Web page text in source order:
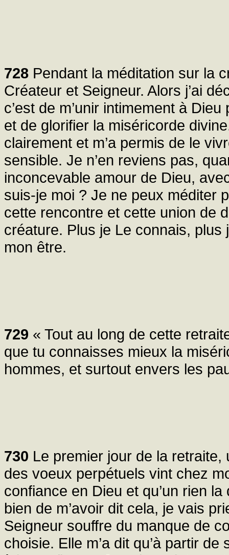
728 Pendant la méditation sur la
Créateur et Seigneur. Alors j’ai
c’est de m’unir intimement à
et de glorifier la miséricorde
clairement et m’a permis de le
sensible. Je n’en reviens pas,
inconcevable amour de Dieu,
suis-je moi ? Je ne peux méditer
cette rencontre et cette union de
créature. Plus je Le connais,
mon être.
729 « Tout au long de cette
que tu connaisses mieux la
hommes, et surtout envers les
730 Le premier jour de la
des voeux perpétuels vint chez
confiance en Dieu et qu’un rien
bien de m’avoir dit cela, je vais
Seigneur souffre du manque de
choisie. Elle m’a dit qu’à partir